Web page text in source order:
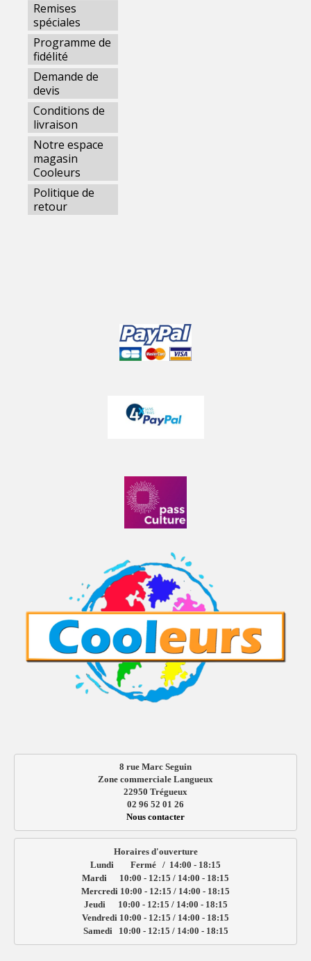
Remises
spéciales
Programme de
fidélité
Demande de
devis
Conditions de
livraison
Notre espace
magasin
Cooleurs
Politique de
retour
8 rue Marc Seguin
Zone commerciale Langueux
22950 Trégueux
02 96 52 01 26
Nous contacter
Horaires d'ouverture
Lundi        Fermé   /  14:00 - 18:15
Mardi      10:00 - 12:15 / 14:00 - 18:15
Mercredi 10:00 - 12:15 / 14:00 - 18:15
Jeudi      10:00 - 12:15 / 14:00 - 18:15
Vendredi 10:00 - 12:15 / 14:00 - 18:15
Samedi   10:00 - 12:15 / 14:00 - 18:15